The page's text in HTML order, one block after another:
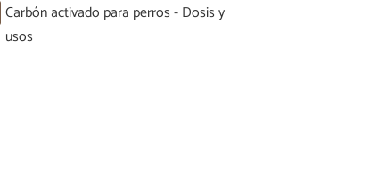
Carbón activado para perros - Dosis y
usos